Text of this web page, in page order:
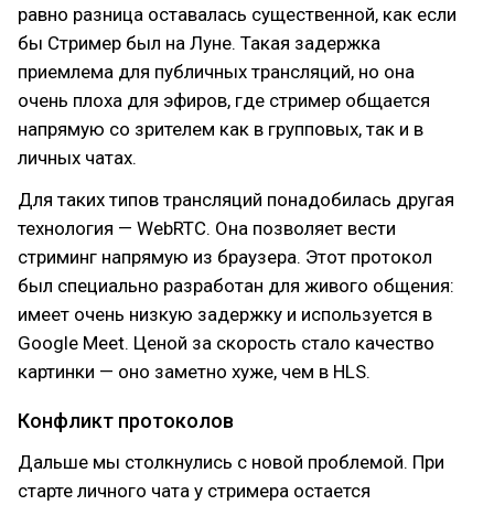
равно разница оставалась существенной, как если
бы Стример был на Луне. Такая задержка
приемлема для публичных трансляций, но она
очень плоха для эфиров, где стример общается
напрямую со зрителем как в групповых, так и в
личных чатах.
Для таких типов трансляций понадобилась другая
технология — WebRTC. Она позволяет вести
стриминг напрямую из браузера. Этот протокол
был специально разработан для живого общения:
имеет очень низкую задержку и используется в
Google Meet. Ценой за скорость стало качество
картинки — оно заметно хуже, чем в HLS.
Конфликт протоколов
Дальше мы столкнулись с новой проблемой. При
старте личного чата у стримера остается